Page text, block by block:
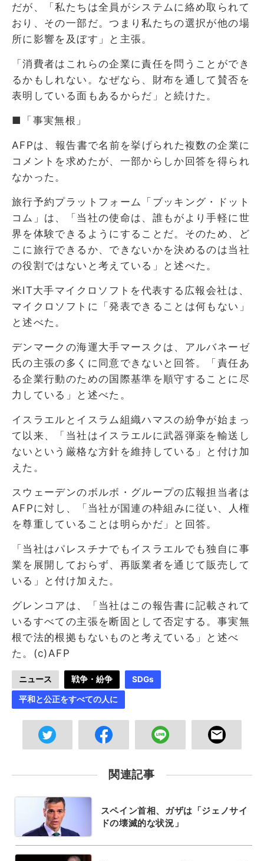
だが、「私たちは全員がシステムに絡め取られて
おり、その一部だ。つまり私たちの選択が他の場
所に影響を及ぼす」と主張。
「消費者はこれらの企業に責任を問うことができ
るかもしれない。なぜなら、財布を通して賛否を
表明している面もあるからだ」と続けた。
■「事実無根」
AFPは、報告書で名前を挙げられた複数の企業に
コメントを求めたが、一部からしか回答を得られ
なかった。
旅行予約プラットフォーム「ブッキング・ドット
コム」は、「当社の使命は、誰もがより手軽に世
界を体験できるようにすることだ。そのため、ど
こに旅行できるか、できないかを決めるのは当社
の役割ではないと考えている」と述べた。
米IT大手マイクロソフトを代表する広報会社は、
マイクロソフトに「発表できることは何もない」
と述べた。
デンマークの海運大手マースクは、アルバネーゼ
氏の主張の多くに同意できないと回答。「責任あ
る企業行動のための国際基準を順守することに尽
力している」と述べた。
イスラエルとイスラム組織ハマスの紛争が始まっ
て以来、「当社はイスラエルに武器弾薬を輸送し
ないという厳格な方針を維持している」と付け加
えた。
スウェーデンのボルボ・グループの広報担当者は
AFPに対し、「当社が国連の枠組みに従い、人権
を尊重していることは明らかだ」と回答。
「当社はパレスチナでもイスラエルでも独自に事
業を展開しておらず、再販業者を通じて販売して
いる」と付け加えた。
グレンコアは、「当社はこの報告書に記載されて
いるすべての主張を断固として否定する。事実無
根で法的根拠もないものと考えている」と述べ
た。(c)AFP
ニュース 戦争・紛争 SDGs
平和と公正をすべての人に
関連記事
スペイン首相、ガザは「ジェノサイ
ドの壊滅的な状況」